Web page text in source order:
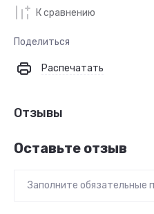
К сравнению
Поделиться
Распечатать
Отзывы
Оставьте отзыв
Заполните обязательные